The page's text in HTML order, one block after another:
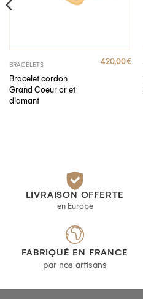
BRACELETS
Bracelet cordon
Grand Coeur or et
diamant
420,00€
LIVRAISON OFFERTE
en Europe
FABRIQUÉ EN FRANCE
par nos artisans